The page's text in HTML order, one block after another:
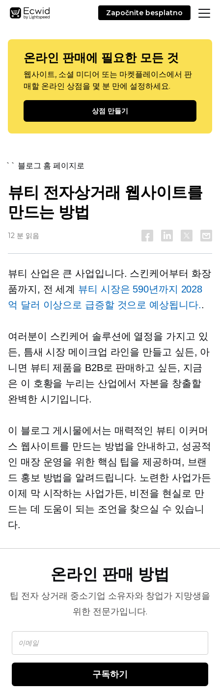
Započnite besplatno
온라인 판매에 필요한 모든 것
웹사이트, 소셜 미디어 또는 마켓플레이스에서 판
매할 온라인 상점을 몇 분 만에 설정하세요.
상점 만들기
`` 블로그 홈 페이지로
뷰티 전자상거래 웹사이트를
만드는 방법
12 분 읽음
뷰티 산업은 큰 사업입니다. 스킨케어부터 화장
품까지, 전 세계 뷰티 시장은 590년까지 2028
억 달러 이상으로 급증할 것으로 예상됩니다..
여러분이 스킨케어 솔루션에 열정을 가지고 있
든, 틈새 시장 메이크업 라인을 만들고 싶든, 아
니면 뷰티 제품을 B2B로 판매하고 싶든, 지금
은 이 호황을 누리는 산업에서 자본을 창출할
완벽한 시기입니다.
이 블로그 게시물에서는 매력적인 뷰티 이커머
스 웹사이트를 만드는 방법을 안내하고, 성공적
인 매장 운영을 위한 핵심 팁을 제공하며, 브랜
드 홍보 방법을 알려드립니다. 노련한 사업가든
이제 막 시작하는 사업가든, 비전을 현실로 만
드는 데 도움이 되는 조언을 찾으실 수 있습니
다.
온라인 판매 방법
팁 전자 상거래 중소기업 소유자와 창업가 지망생을
위한 전문가입니다.
구독하기